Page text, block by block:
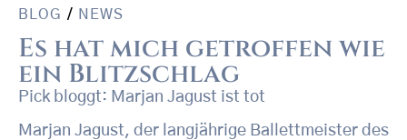
BLOG / NEWS
Es hat mich getroffen wie
ein Blitzschlag
Pick bloggt: Marjan Jagust ist tot
Marjan Jagust, der langjährige Ballettmeister des